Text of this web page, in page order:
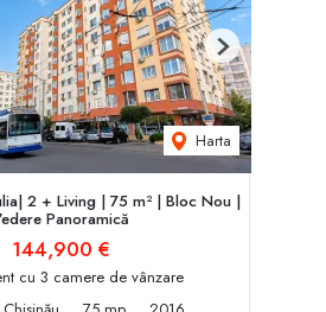
Harta
Next
2 + Living | 75 m² | Bloc Nou |
Panoramică
144,900 €
cu 3 camere de vânzare